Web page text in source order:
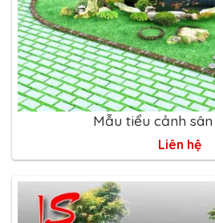
Mẫu tiểu cảnh
Liên hệ